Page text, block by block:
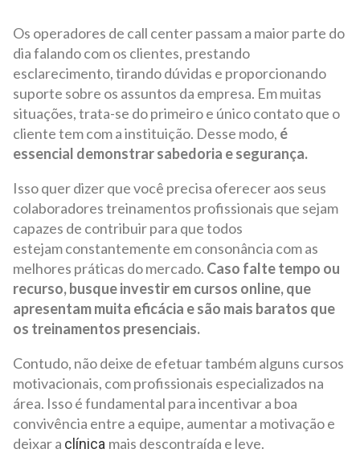
Os operadores de call center passam a maior parte do
dia falando com os clientes, prestando
esclarecimento, tirando dúvidas e proporcionando
suporte sobre os assuntos da empresa. Em muitas
situações, trata-se do primeiro e único contato que o
cliente tem com a instituição. Desse modo, é
essencial demonstrar sabedoria e segurança.
Isso quer dizer que você precisa oferecer aos seus
colaboradores treinamentos profissionais que sejam
capazes de contribuir para que todos
estejam constantemente em consonância com as
melhores práticas do mercado. Caso falte tempo ou
recurso, busque investir em cursos online, que
apresentam muita eficácia e são mais baratos que
os treinamentos presenciais.
Contudo, não deixe de efetuar também alguns cursos
motivacionais, com profissionais especializados na
área. Isso é fundamental para incentivar a boa
convivência entre a equipe, aumentar a motivação e
deixar a clínica mais descontraída e leve.